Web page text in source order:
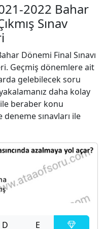
2022 Bahar
Sınav
Dönemi Final Sınavı
Geçmiş dönemlere ait
gelebilecek soru
daha kolay
ile beraber konu
sınavları ile
D E